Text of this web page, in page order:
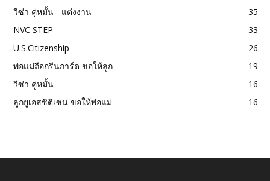
วีซ่า คู่หมั้น - แต่งงาน
35
NVC STEP
33
U.S.Citizenship
26
พ่อแม่ถือกรีนการ์ด ขอให้ลูก
19
วีซ่า คู่หมั้น
16
ลูกยูเอสซิติเซ่น ขอให้พ่อแม่
16